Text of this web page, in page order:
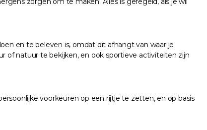
en te beleven is, omdat dit afhangt van waar je
of natuur te bekijken, en ook sportieve activiteiten zijn
voorkeuren op een rijtje te zetten, en op basis